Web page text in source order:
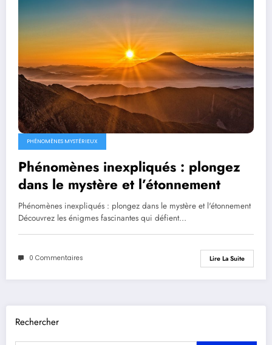
PHÉNOMÈNES MYSTÉRIEUX
Phénomènes inexpliqués : plongez
dans le mystère et l’étonnement
Phénomènes inexpliqués : plongez dans le mystère et l'étonnement
Découvrez les énigmes fascinantes qui défient…
0 Commentaires Lire La Suite
Rechercher